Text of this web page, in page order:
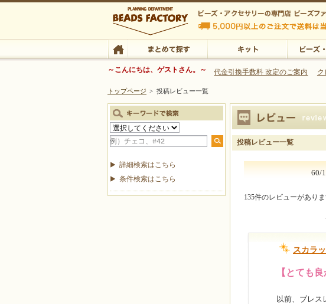
ビーズファクトリー ビーズ・パーツ・金具など・アクセサリーの専
ビーズ・アクセサリーの専門店 ビーズ
ビーズ・アクセサリーの専門店 ビーズファクトリー 5,000円以上の
TOP まとめて探す
～こんにちは、ゲストさん。～ 代金引換手数料 改定のご案内
トップページ > 投稿レビュー一覧
投稿レビュー一覧
60/
135件のレビューがありま
スカラ
【とても良
以前、ブレス
詳細検索はこちら
条件検索はこちら